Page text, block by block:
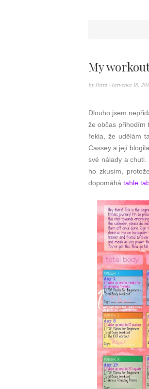
My
by Petra - července 18,
Dlouho jsem
že občas přihodím
řekla, že udělám
Cassey a její
své nálady a
ho zkusím,
dopomáhá tahle